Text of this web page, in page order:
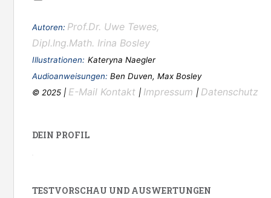
Autoren: Prof.Dr. Uwe Tewes,
Dipl.Ing.Math. Irina Bosley
Illustrationen: Kateryna Naegler
Audioanweisungen:Ben Duven, Max Bosley
© 2025 | E-Mail Kontakt | Impressum | Datenschutz
DEIN PROFIL
TESTVORSCHAU UND AUSWERTUNGEN